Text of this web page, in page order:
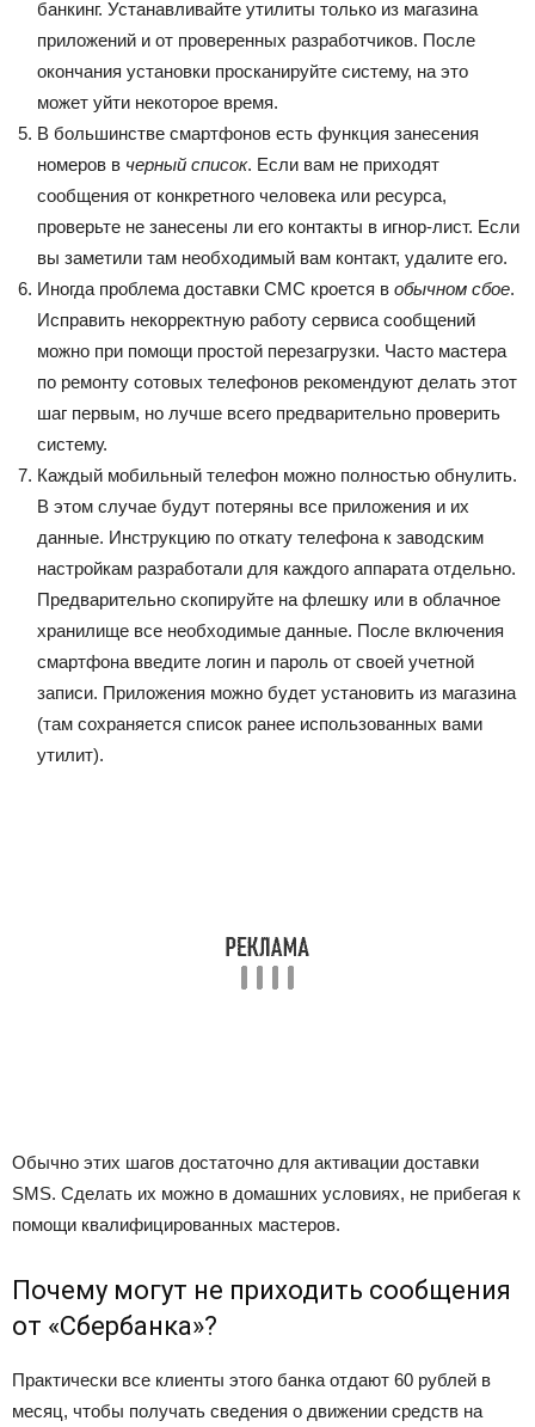
банкинг. Устанавливайте утилиты только из магазина
приложений и от проверенных разработчиков. После
окончания установки просканируйте систему, на это
может уйти некоторое время.
В большинстве смартфонов есть функция занесения
номеров в черный список. Если вам не приходят
сообщения от конкретного человека или ресурса,
проверьте не занесены ли его контакты в игнор-лист. Если
вы заметили там необходимый вам контакт, удалите его.
Иногда проблема доставки СМС кроется в обычном сбое.
Исправить некорректную работу сервиса сообщений
можно при помощи простой перезагрузки. Часто мастера
по ремонту сотовых телефонов рекомендуют делать этот
шаг первым, но лучше всего предварительно проверить
систему.
Каждый мобильный телефон можно полностью обнулить.
В этом случае будут потеряны все приложения и их
данные. Инструкцию по откату телефона к заводским
настройкам разработали для каждого аппарата отдельно.
Предварительно скопируйте на флешку или в облачное
хранилище все необходимые данные. После включения
смартфона введите логин и пароль от своей учетной
записи. Приложения можно будет установить из магазина
(там сохраняется список ранее использованных вами
утилит).
Обычно этих шагов достаточно для активации доставки
SMS. Сделать их можно в домашних условиях, не прибегая к
помощи квалифицированных мастеров.
Почему могут не приходить сообщения
от «Сбербанка»?
Практически все клиенты этого банка отдают 60 рублей в
месяц, чтобы получать сведения о движении средств на